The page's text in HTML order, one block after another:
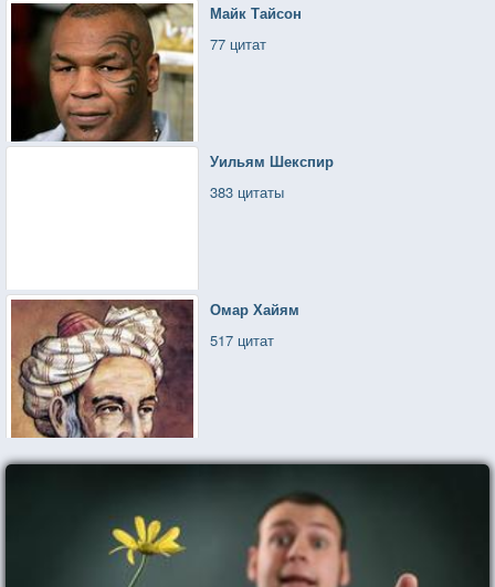
Майк Тайсон
77 цитат
Уильям Шекспир
383 цитаты
Омар Хайям
517 цитат